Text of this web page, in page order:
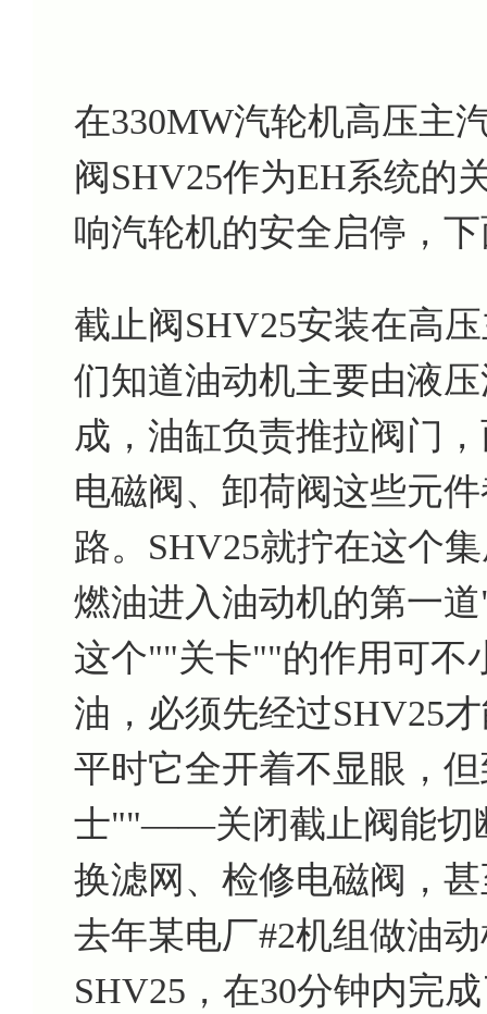
在330MW汽轮机高压主
阀SHV25作为EH系统的
响汽轮机的安全启停，
截止阀SHV25安装在高
们知道油动机主要由液
成，油缸负责推拉阀门
电磁阀、卸荷阀这些元
路。SHV25就拧在这个
燃油进入油动机的第一
这个""关卡""的作用可不
油，必须先经过SHV25
平时它全开着不显眼，
士""——关闭截止阀能切
换滤网、检修电磁阀，
去年某电厂#2机组做油
SHV25，在30分钟内完